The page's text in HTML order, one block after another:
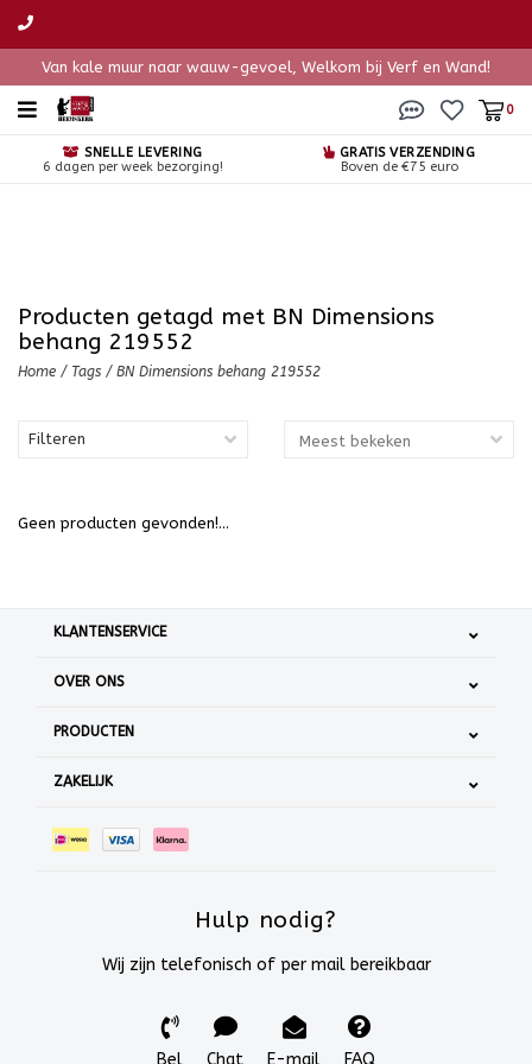
Van kale muur naar wauw-gevoel, Welkom bij Verf en Wand!
0
SNELLE LEVERING
6 dagen per week bezorging!
GRATIS VERZENDING
Boven de €75 euro
Producten getagd met BN Dimensions
behang 219552
Home / Tags / BN Dimensions behang 219552
Filteren
Geen producten gevonden!...
KLANTENSERVICE
OVER ONS
PRODUCTEN
ZAKELIJK
Hulp nodig?
Wij zijn telefonisch of per mail bereikbaar
Bel Chat E-mail FAQ